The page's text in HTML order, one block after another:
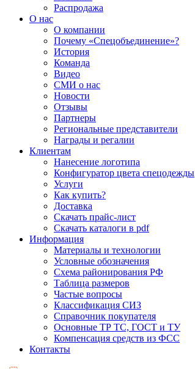
Распродажа
О нас
О компании
Почему «Спецобъединение»?
История
Команда
Видео
СМИ о нас
Новости
Отзывы
Партнеры
Региональные представители
Награды и регалии
Клиентам
Нанесение логотипа
Конфигуратор цвета спецодежды
Услуги
Как купить?
Доставка
Скачать прайс-лист
Скачать каталоги в pdf
Информация
Материалы и технологии
Условные обозначения
Схема районирования РФ
Таблица размеров
Частые вопросы
Классификация СИЗ
Справочник покупателя
Основные ТР ТС, ГОСТ и ТУ
Компенсация средств из ФСС
Контакты